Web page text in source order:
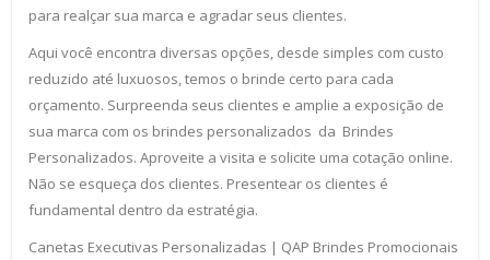
para realçar sua marca e agradar seus clientes.
Aqui você encontra diversas opções, desde simples com custo
reduzido até luxuosos, temos o brinde certo para cada
orçamento. Surpreenda seus clientes e amplie a exposição de
sua marca com os brindes personalizados da Brindes
Personalizados. Aproveite a visita e solicite uma cotação online.
Não se esqueça dos clientes. Presentear os clientes é
fundamental dentro da estratégia.
Canetas Executivas Personalizadas | QAP Brindes Promocionais